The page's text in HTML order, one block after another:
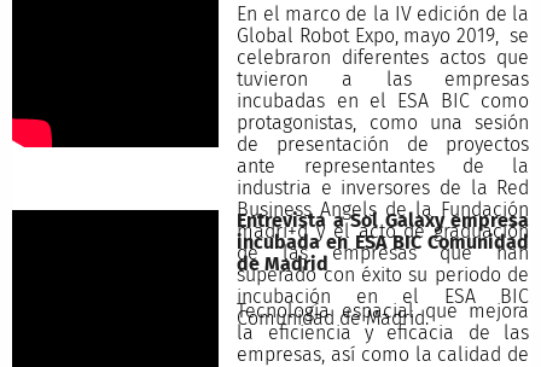
En el marco de la IV edición de la
Global Robot Expo, mayo 2019, se
celebraron diferentes actos que
tuvieron a las empresas
incubadas en el ESA BIC como
protagonistas, como una sesión
de presentación de proyectos
ante representantes de la
industria e inversores de la Red
Business Angels de la Fundación
madri+d y el acto de graduación
de las empresas que han
superado con éxito su periodo de
incubación en el ESA BIC
Comunidad de Madrid.
Entrevista a Sol Galaxy empresa
incubada en ESA BIC Comunidad
de Madrid
Tecnología espacial que mejora
la eficiencia y eficacia de las
empresas, así como la calidad de